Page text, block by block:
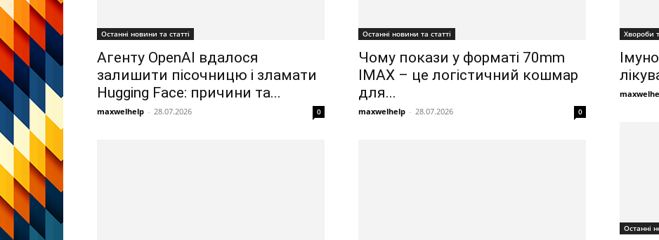
Останні новини та статті
Агенту OpenAI вдалося
залишити пісочницю і зламати
Hugging Face: причини та...
maxwelhelp - 28.07.2026 0
Останні новини та статті
Чому покази у форматі 70mm
IMAX – це логістичний кошмар
для...
maxwelhelp - 28.07.2026 0
Хвороби
Останні